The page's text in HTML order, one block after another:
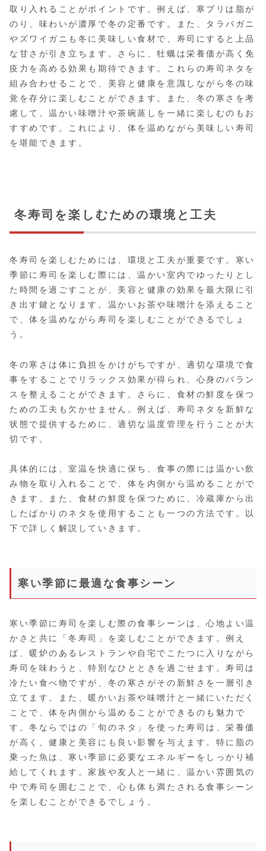
取り入れることがポイントです。例えば、寒ブリは脂が
のり、味わいが濃厚で冬の定番です。また、タラバガニ
やズワイガニも冬に美味しい食材で、寿司にすると上品
な甘さが引き立ちます。さらに、牡蠣は栄養価が高く免
疫力を高める効果も期待できます。これらの寿司ネタを
組み合わせることで、美容と健康を意識しながら冬の味
覚を存分に楽しむことができます。また、冬の寒さを考
慮して、温かい味噌汁や茶碗蒸しを一緒に楽しむのもお
すすめです。これにより、体を温めながら美味しい寿司
を堪能できます。
冬寿司を楽しむための環境と工夫
冬寿司を楽しむためには、環境と工夫が重要です。寒い
季節に寿司を楽しむ際には、温かい室内でゆったりとし
た時間を過ごすことが、美容と健康の効果を最大限に引
き出す鍵となります。温かいお茶や味噌汁を添えること
で、体を温めながら寿司を楽しむことができるでしょ
う。
冬の寒さは体に負担をかけがちですが、適切な環境で食
事をすることでリラックス効果が得られ、心身のバラン
スを整えることができます。さらに、食材の鮮度を保つ
ための工夫も欠かせません。例えば、寿司ネタを新鮮な
状態で提供するために、適切な温度管理を行うことが大
切です。
具体的には、室温を快適に保ち、食事の際には温かい飲
み物を取り入れることで、体を内側から温めることがで
きます。また、食材の鮮度を保つために、冷蔵庫から出
したばかりのネタを使用することも一つの方法です。以
下で詳しく解説していきます。
寒い季節に最適な食事シーン
寒い季節に寿司を楽しむ際の食事シーンは、心地よい温
かさと共に「冬寿司」を楽しむことができます。例え
ば、暖炉のあるレストランや自宅でこたつに入りながら
寿司を味わうと、特別なひとときを過ごせます。寿司は
冷たい食べ物ですが、冬の寒さがその新鮮さを一層引き
立てます。また、暖かいお茶や味噌汁と一緒にいただく
ことで、体を内側から温めることができるのも魅力で
す。冬ならではの「旬のネタ」を使った寿司は、栄養価
が高く、健康と美容にも良い影響を与えます。特に脂の
乗った魚は、寒い季節に必要なエネルギーをしっかり補
給してくれます。家族や友人と一緒に、温かい雰囲気の
中で寿司を囲むことで、心も体も満たされる食事シーン
を楽しむことができるでしょう。